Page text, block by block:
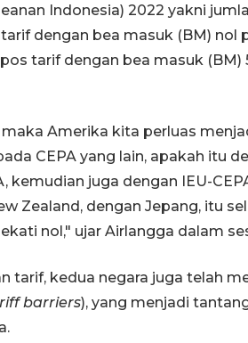
Indonesia) 2022 yakni
dengan bea masuk (BM) nol
pos tarif dengan bea masuk
Amerika kita perluas
CEPA yang lain, apakah itu
kemudian juga dengan IEU-
Zealand, dengan Jepang, itu
nol," ujar Airlangga dalam
tarif, kedua negara juga telah
barriers), yang menjadi
Ketua DPRD
pembukaan
23 Juli 2026 21:36